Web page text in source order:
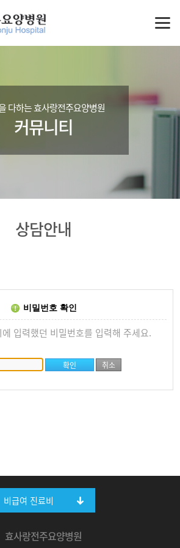
다하는 효사랑전주요양병원
커뮤니티
상담안내
비밀번호 확인
입력했던 비밀번호를 입력해 주세요.
비급여 진료비
효사랑전주요양병원